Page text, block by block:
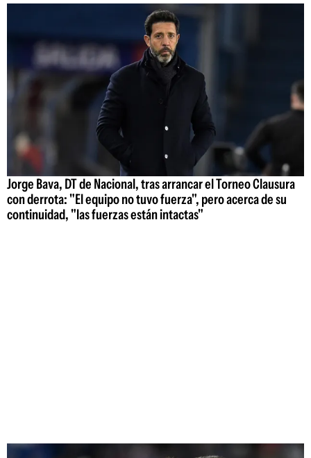
Jorge Bava, DT de Nacional, tras arrancar el Torneo Clausura
con derrota: "El equipo no tuvo fuerza", pero acerca de su
continuidad, "las fuerzas están intactas"